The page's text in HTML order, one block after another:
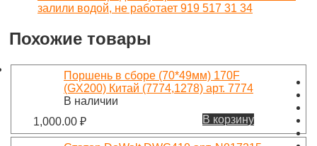
залили водой, не работает 919 517 31 34
Похожие товары
Поршень в сборе (70*49мм) 170F
(GX200) Китай (7774,1278) арт. 7774
В наличии
1,000.00 ₽ В корзину